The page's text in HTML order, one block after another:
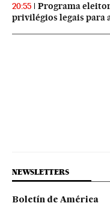
20:55
Programa
privilégios legais para
NEWSLETTERS
Boletín de América